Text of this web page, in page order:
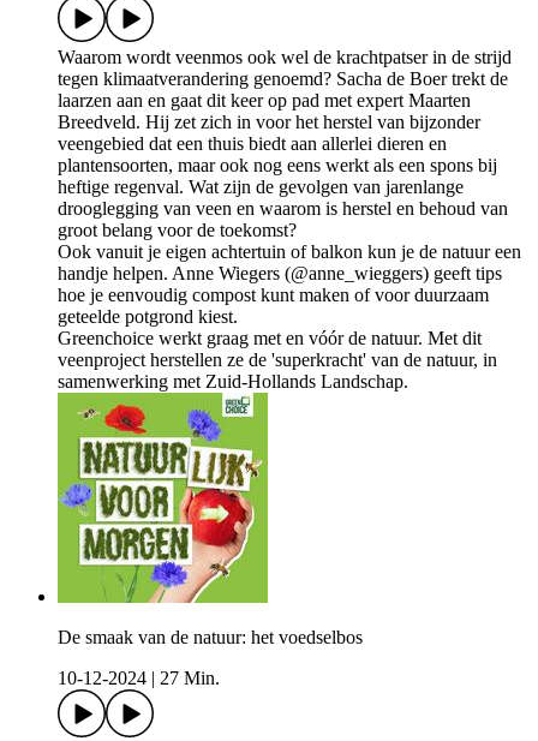
Waarom wordt veenmos ook wel de krachtpatser in de strijd
tegen klimaatverandering genoemd? Sacha de Boer trekt de
laarzen aan en gaat dit keer op pad met expert Maarten
Breedveld. Hij zet zich in voor het herstel van bijzonder
veengebied dat een thuis biedt aan allerlei dieren en
plantensoorten, maar ook nog eens werkt als een spons bij
heftige regenval. Wat zijn de gevolgen van jarenlange
drooglegging van veen en waarom is herstel en behoud van
groot belang voor de toekomst?
Ook vanuit je eigen achtertuin of balkon kun je de natuur een
handje helpen. Anne Wiegers (@anne_wieggers) geeft tips
hoe je eenvoudig compost kunt maken of voor duurzaam
geteelde potgrond kiest.
Greenchoice werkt graag met en vóór de natuur. Met dit
veenproject herstellen ze de 'superkracht' van de natuur, in
samenwerking met Zuid-Hollands Landschap.
De smaak van de natuur: het voedselbos
10-12-2024
27 Min.